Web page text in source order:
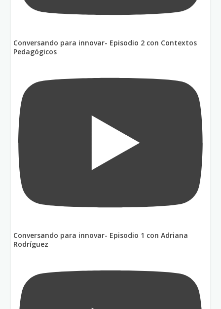
Conversando para innovar- Episodio 2 con Contextos
Pedagógicos
Conversando para innovar- Episodio 1 con Adriana
Rodríguez